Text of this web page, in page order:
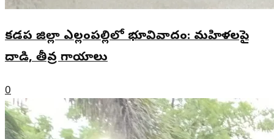
కడప జిల్లా ఎల్లంపల్లిలో భూవివాదం: మహిళలపై
దాడి, తీవ్ర గాయాలు
0